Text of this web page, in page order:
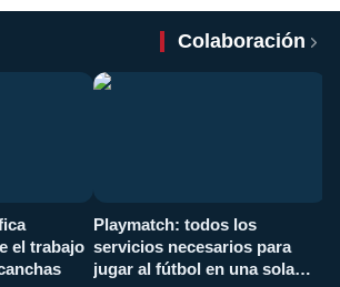
Colaboración
el trabajo
Playmatch: todos los
servicios necesarios para
jugar al fútbol en una sola